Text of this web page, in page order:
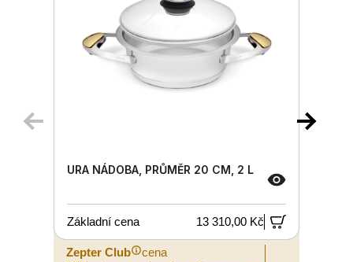
URA NÁDOBA, PRŮMĚR 20 CM, 2 L
Základní cena 13 310,00 Kč
Zepter Club cena